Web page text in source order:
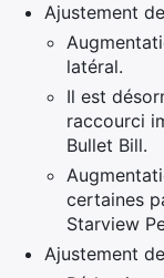
Ajustement
latéral.
Il est
raccourci
Bullet Bill.
certaines
Starview
Ajustement